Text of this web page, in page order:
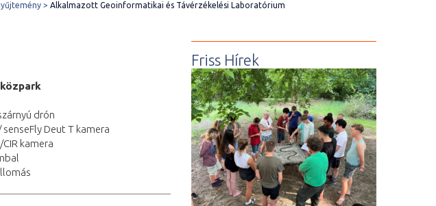
Alkalmazott Geoinformatikai és Távérzékelési Laboratórium
drón
Deut T kamera
CIR kamera
Friss Hírek